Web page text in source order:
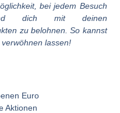
bei jedem Besuch
dich mit deinen
zu belohnen. So kannst
lassen!
Euro
Aktionen